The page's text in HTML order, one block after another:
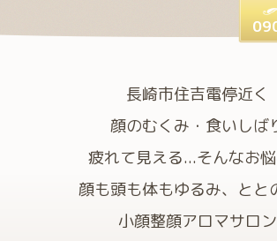
長崎市住吉電停近く
顔のむくみ・食いしば
疲れて見える...そんなお
顔も頭も体もゆるみ、とと
小顔整顔アロマサロン